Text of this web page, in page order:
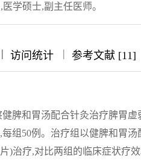
医学硕士,副主任医师。
|| 访问统计 | 参考文献 [11]
健脾和胃汤配合针灸治疗脾胃
每组50例。治疗组以健脾和胃
)治疗,对比两组的临床症状疗